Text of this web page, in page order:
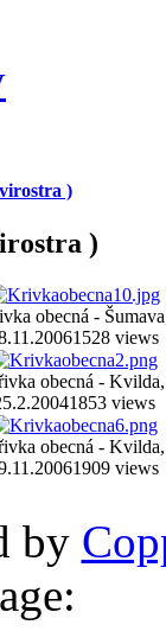
)
)
obecná -
1528 views
obecná - Kvilda,
1853 views
obecná - Kvilda,
1909 views
by